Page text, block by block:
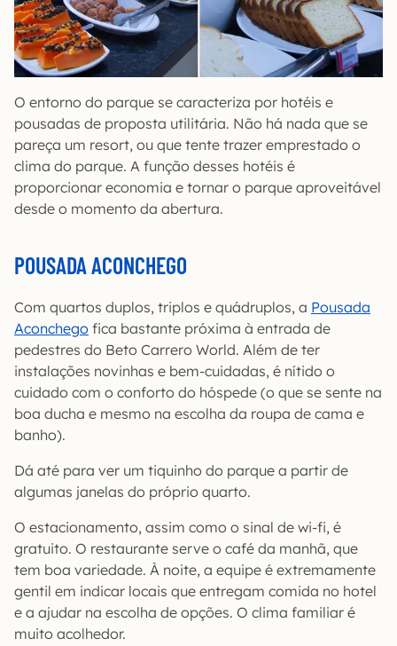
O entorno do parque se caracteriza por hotéis e
pousadas de proposta utilitária. Não há nada que se
pareça um resort, ou que tente trazer emprestado o
clima do parque. A função desses hotéis é
proporcionar economia e tornar o parque aproveitável
desde o momento da abertura.
POUSADA ACONCHEGO
Com quartos duplos, triplos e quádruplos, a Pousada
Aconchego fica bastante próxima à entrada de
pedestres do Beto Carrero World. Além de ter
instalações novinhas e bem-cuidadas, é nítido o
cuidado com o conforto do hóspede (o que se sente na
boa ducha e mesmo na escolha da roupa de cama e
banho).
Dá até para ver um tiquinho do parque a partir de
algumas janelas do próprio quarto.
O estacionamento, assim como o sinal de wi-fi, é
gratuito. O restaurante serve o café da manhã, que
tem boa variedade. À noite, a equipe é extremamente
gentil em indicar locais que entregam comida no hotel
e a ajudar na escolha de opções. O clima familiar é
muito acolhedor.